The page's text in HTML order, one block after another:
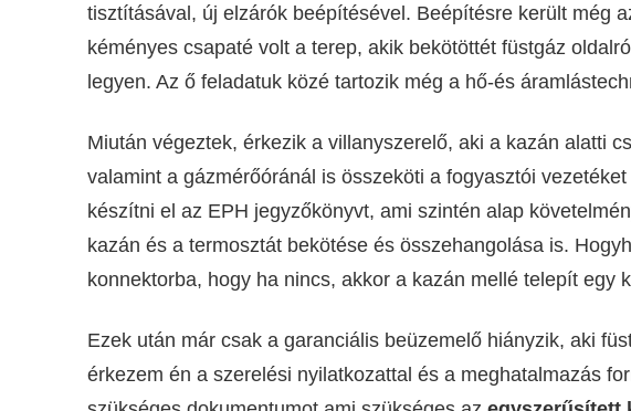
tisztításával, új elzárók beépítésével. Beépítésre került még
kéményes csapaté volt a terep, akik bekötöttét füstgáz
legyen. Az ő feladatuk közé tartozik még a hő-és
Miután végeztek, érkezik a villanyszerelő, aki a kazán alatti
valamint a gázmérőóránál is összeköti a fogyasztói
készítni el az EPH jegyzőkönyvt, ami szintén alap
kazán és a termosztát bekötése és összehangolása is.
konnektorba, hogy ha nincs, akkor a kazán mellé telepít
Ezek után már csak a garanciális beüzemelő hiányzik, aki
érkezem én a szerelési nyilatkozattal és a meghatalmazás